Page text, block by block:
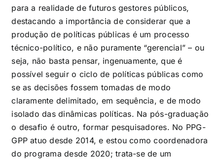
para a realidade de futuros gestores públicos,
destacando a importância de considerar que a
produção de políticas públicas é um processo
técnico-político, e não puramente “gerencial” – ou
seja, não basta pensar, ingenuamente, que é
possível seguir o ciclo de políticas públicas como
se as decisões fossem tomadas de modo
claramente delimitado, em sequência, e de modo
isolado das dinâmicas políticas. Na pós-graduação
o desafio é outro, formar pesquisadores. No PPG-
GPP atuo desde 2014, e estou como coordenadora
do programa desde 2020; trata-se de um